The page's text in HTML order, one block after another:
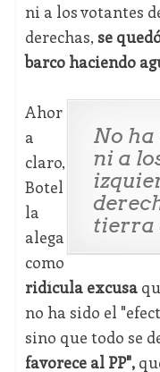
ni a los votantes
derechas, se
barco haciendo
No
ni a
tierra
Ahor
a
claro,
Botel
la
alega
como
ridícula excusa
no ha sido el
sino que todo se
favorece al PP",